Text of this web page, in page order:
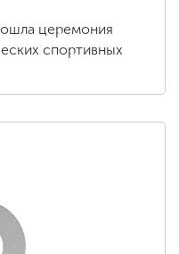
церемония
спортивных